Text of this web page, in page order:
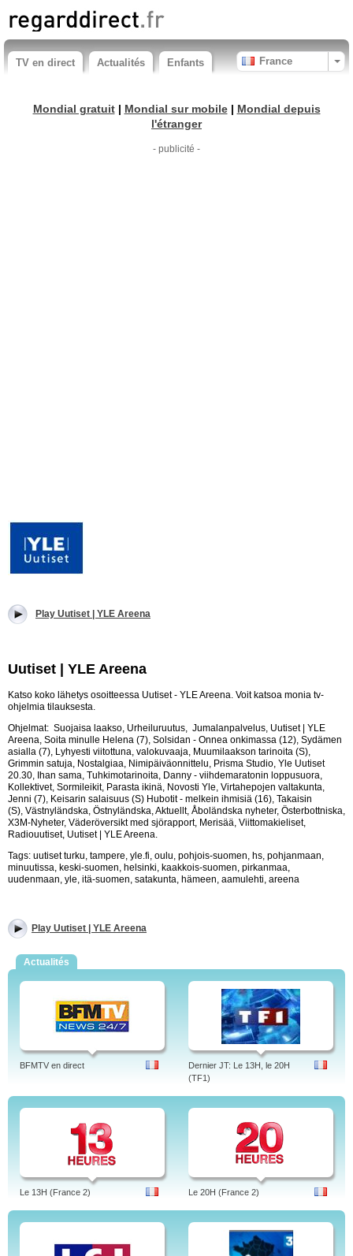
TV en direct Actualités Enfants France
Mondial gratuit| Mondial sur mobile| Mondial depuis
l'étranger
- publicité -
Play Uutiset | YLE Areena
Uutiset | YLE Areena
Katso koko lähetys osoitteessa Uutiset - YLE Areena. Voit katsoa monia tv-
ohjelmia tilauksesta.
Ohjelmat: Suojaisa laakso, Urheiluruutus, Jumalanpalvelus, Uutiset | YLE
Areena, Soita minulle Helena (7), Solsidan - Onnea onkimassa (12), Sydämen
asialla (7), Lyhyesti viitottuna, valokuvaaja, Muumilaakson tarinoita (S),
Grimmin satuja, Nostalgiaa, Nimipäiväonnittelu, Prisma Studio, Yle Uutiset
20.30, Ihan sama, Tuhkimotarinoita, Danny - viihdemaratonin loppusuora,
Kollektivet, Sormileikit, Parasta ikinä, Novosti Yle, Virtahepojen valtakunta,
Jenni (7), Keisarin salaisuus (S) Hubotit - melkein ihmisiä (16), Takaisin
(S), Västnyländska, Östnyländska, Aktuellt, Åboländska nyheter, Österbottniska,
X3M-Nyheter, Väderöversikt med sjörapport, Merisää, Viittomakieliset,
Radiouutiset, Uutiset | YLE Areena.
Tags: uutiset turku, tampere, yle.fi, oulu, pohjois-suomen, hs, pohjanmaan,
minuutissa, keski-suomen, helsinki, kaakkois-suomen, pirkanmaa,
uudenmaan, yle, itä-suomen, satakunta, hämeen, aamulehti, areena
Play Uutiset | YLE Areena
Actualités
BFMTV en direct
Dernier JT: Le 13H, le 20H
(TF1)
Le 13H (France 2) Le 20H (France 2)